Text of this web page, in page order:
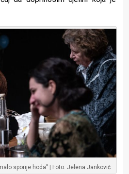
sporije hoda” | Foto: Jelena Janković